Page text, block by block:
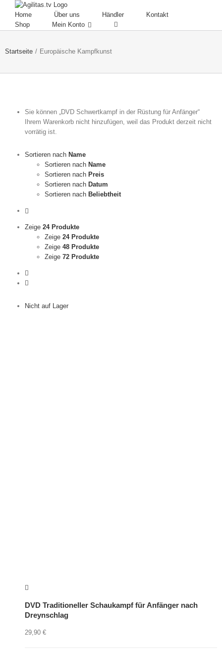
content
Home Über uns Händler
Kontakt
Shop
Mein Konto
Startseite / Europäische Kampfkunst
Sie können „DVD Schwertkampf in der Rüstung für Anfänger“
Ihrem Warenkorb nicht hinzufügen, weil das Produkt derzeit nicht
vorrätig ist.
Sortieren nach Name
Sortieren nach Name
Sortieren nach Preis
Sortieren nach Datum
Sortieren nach Beliebtheit
Zeige 24 Produkte
Zeige 24 Produkte
Zeige 48 Produkte
Zeige 72 Produkte
Nicht auf Lager
DVD Traditioneller Schaukampf für Anfänger nach
Dreynschlag
29,90 €